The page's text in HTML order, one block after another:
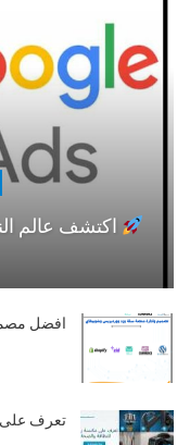
اكتشف عالم
افضل
تعرف على